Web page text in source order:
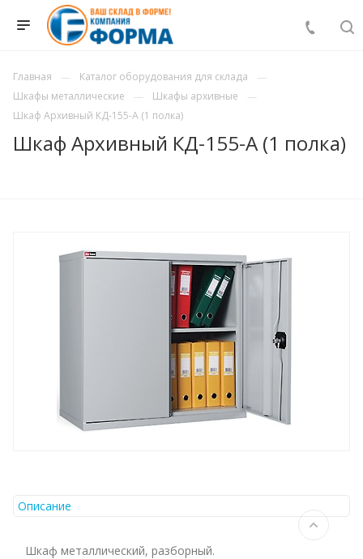
Главная
Каталог оборудования для склада
Шкафы металлические
Шкафы архивные
Шкаф Архивный КД-155-А (1 полка)
Шкаф Архивный КД-155-А (1 полка)
Описание
Шкаф металлический, разборный.